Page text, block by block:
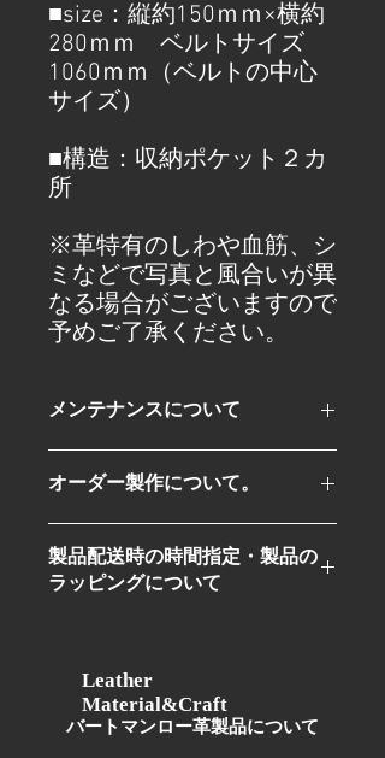
■size：縦約150ｍｍ×横約
280ｍｍ ベルトサイズ
1060ｍｍ（ベルトの中心
サイズ）
■構造：収納ポケット２カ
所
※革特有のしわや血筋、シ
ミなどで写真と風合いが異
なる場合がございますので
予めご了承ください。
メンテナンスについて
我々BURTMUNROはお客様に当ブラン
落ちに関しましては無料で補修をさせ
て頂いておりますので安心してお使い
オーダー製作について。
受け付けております。
オーダーの場合は革の色・糸の色・フ
製品配送時の時間指定・製品の
ラッピングについて
にお送り致します。
詳細・確認メールにて製品配送時の時
間指定・製品のラッピングの有・無を
Leather
Material&Craft
​バートマンロー革製品について